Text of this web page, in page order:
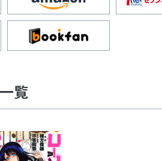
覧